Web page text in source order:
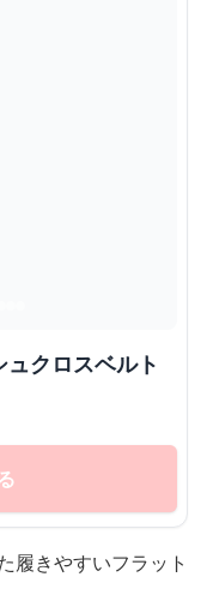
クロスベルト
履きやすいフラット